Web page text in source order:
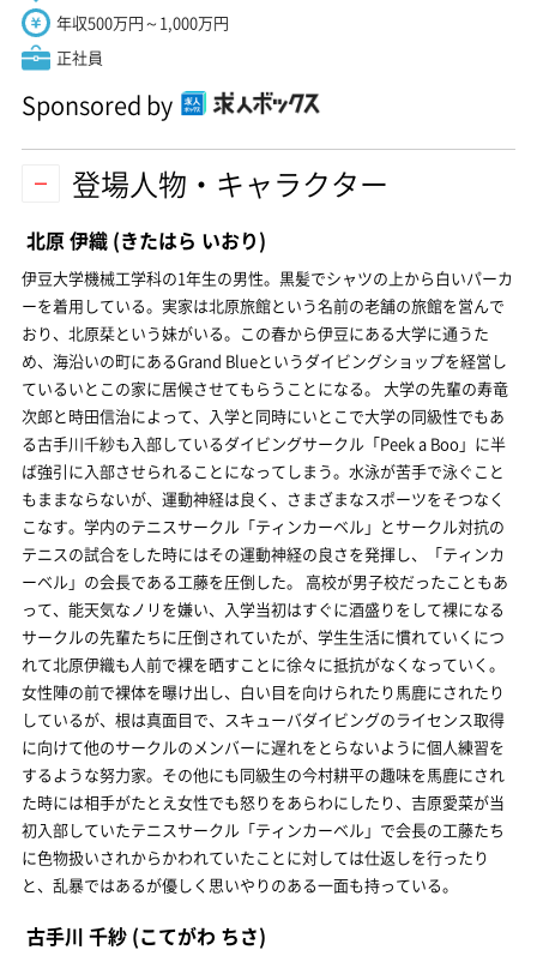
年収500万円～1,000万円
正社員
Sponsored by
登場人物・キャラクター
北原 伊織 (きたはら いおり)
伊豆大学機械工学科の1年生の男性。黒髪でシャツの上から白いパーカ
ーを着用している。実家は北原旅館という名前の老舗の旅館を営んで
おり、北原栞という妹がいる。この春から伊豆にある大学に通うた
め、海沿いの町にあるGrand Blueというダイビングショップを経営し
ているいとこの家に居候させてもらうことになる。 大学の先輩の寿竜
次郎と時田信治によって、入学と同時にいとこで大学の同級性でもあ
る古手川千紗も入部しているダイビングサークル「Peek a Boo」に半
ば強引に入部させられることになってしまう。水泳が苦手で泳ぐこと
もままならないが、運動神経は良く、さまざまなスポーツをそつなく
こなす。学内のテニスサークル「ティンカーベル」とサークル対抗の
テニスの試合をした時にはその運動神経の良さを発揮し、「ティンカ
ーベル」の会長である工藤を圧倒した。 高校が男子校だったこともあ
って、能天気なノリを嫌い、入学当初はすぐに酒盛りをして裸になる
サークルの先輩たちに圧倒されていたが、学生生活に慣れていくにつ
れて北原伊織も人前で裸を晒すことに徐々に抵抗がなくなっていく。
女性陣の前で裸体を曝け出し、白い目を向けられたり馬鹿にされたり
しているが、根は真面目で、スキューバダイビングのライセンス取得
に向けて他のサークルのメンバーに遅れをとらないように個人練習を
するような努力家。その他にも同級生の今村耕平の趣味を馬鹿にされ
た時には相手がたとえ女性でも怒りをあらわにしたり、吉原愛菜が当
初入部していたテニスサークル「ティンカーベル」で会長の工藤たち
に色物扱いされからかわれていたことに対しては仕返しを行ったり
と、乱暴ではあるが優しく思いやりのある一面も持っている。
古手川 千紗 (こてがわ ちさ)